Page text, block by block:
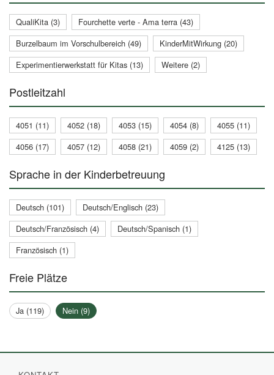
QualiKita (3)
Fourchette verte - Ama terra (43)
Burzelbaum im Vorschulbereich (49)
KinderMitWirkung (20)
Experimentierwerkstatt für Kitas (13)
Weitere (2)
Postleitzahl
4051 (11) 4052 (18) 4053 (15) 4054 (8)
4055 (11)
4056 (17)
4057 (12) 4058 (21) 4059 (2) 4125 (13)
Sprache in der Kinderbetreuung
Deutsch (101)
Deutsch/Englisch (23)
Deutsch/Französisch (4)
Deutsch/Spanisch (1)
Französisch (1)
Freie Plätze
Ja (119) Nein (9)